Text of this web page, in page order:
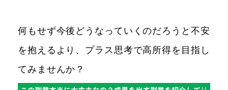
何もせず今後どうなっていくのだろうと不安
を抱えるより、プラス思考で高所得を目指し
てみませんか？